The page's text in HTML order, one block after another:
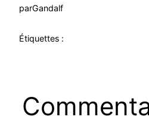
parGandalf
Étiquettes :